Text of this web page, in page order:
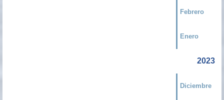
Febrero
Enero
2023
Diciembre